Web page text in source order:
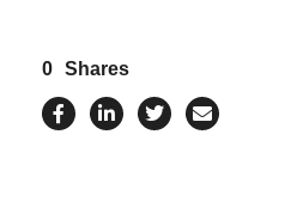
0 Shares